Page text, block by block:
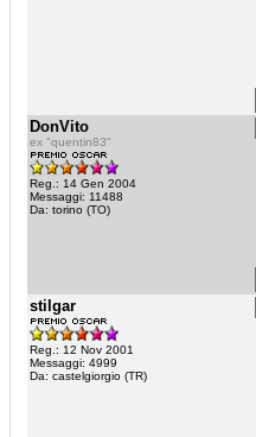
DonVito
ex "quentin83"
Reg.: 14 Gen 2004
Messaggi: 11488
Da: torino (TO)
stilgar
Reg.: 12 Nov 2001
Messaggi: 4999
Da: castelgiorgio (TR)